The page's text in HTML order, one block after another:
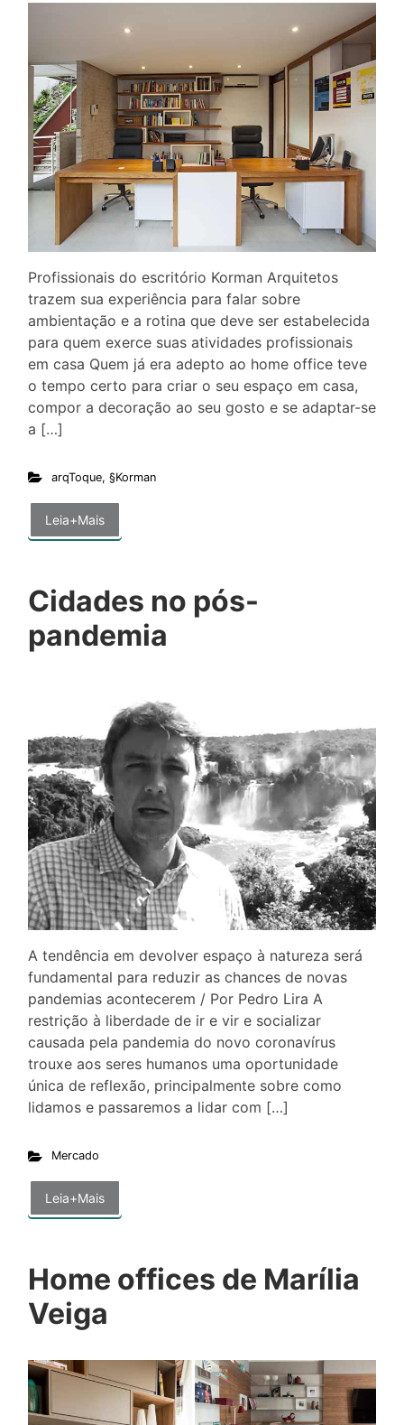
Profissionais do escritório Korman Arquitetos
trazem sua experiência para falar sobre
ambientação e a rotina que deve ser estabelecida
para quem exerce suas atividades profissionais
em casa Quem já era adepto ao home office teve
o tempo certo para criar o seu espaço em casa,
compor a decoração ao seu gosto e se adaptar-se
a […]
arqToque, §Korman
Leia+Mais
Cidades no pós-
pandemia
A tendência em devolver espaço à natureza será
fundamental para reduzir as chances de novas
pandemias acontecerem / Por Pedro Lira A
restrição à liberdade de ir e vir e socializar
causada pela pandemia do novo coronavírus
trouxe aos seres humanos uma oportunidade
única de reflexão, principalmente sobre como
lidamos e passaremos a lidar com […]
Mercado
Leia+Mais
Home offices de Marília
Veiga